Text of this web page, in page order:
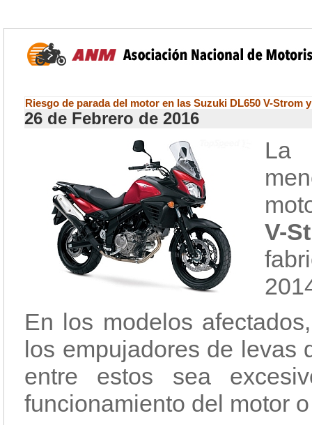
Riesgo de parada del motor en las Suzuki DL650 V-Strom
26 de Febrero de 2016
La
V-
En los modelos
los empujadores de levas
entre estos sea
funcionamiento del motor